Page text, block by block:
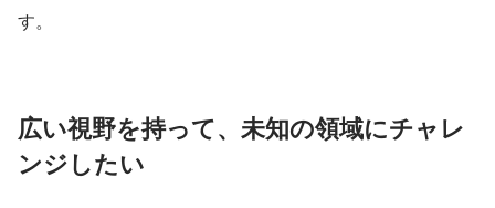
す。
広い視野を持って、未知の領域にチャレ
ンジしたい